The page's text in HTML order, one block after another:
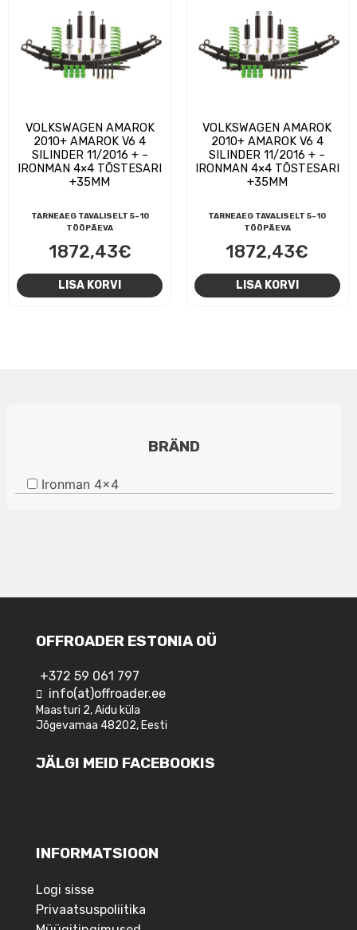
VOLKSWAGEN AMAROK
2010+ AMAROK V6 4
SILINDER 11/2016 + –
IRONMAN 4×4 TÕSTESARI
+35MM
TARNEAEG TAVALISELT 5-10
TÖÖPÄEVA
1872,43€
LISA KORVI
VOLKSWAGEN AMAROK
2010+ AMAROK V6 4
SILINDER 11/2016 + –
IRONMAN 4×4 TÕSTESARI
+35MM
TARNEAEG TAVALISELT 5-10
TÖÖPÄEVA
1872,43€
LISA KORVI
BRÄND
Ironman 4x4
OFFROADER ESTONIA OÜ
+372 59 061 797
info(at)offroader.ee
Maasturi 2, Aidu küla
Jõgevamaa 48202, Eesti
JÄLGI MEID FACEBOOKIS
INFORMATSIOON
Logi sisse
Privaatsuspoliitika